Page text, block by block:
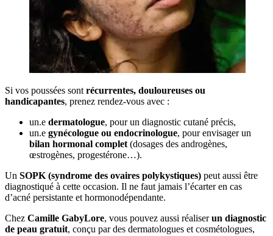
Si vos poussées sont récurrentes, douloureuses ou
handicapantes, prenez rendez-vous avec :
un.e dermatologue, pour un diagnostic cutané précis,
un.e gynécologue ou endocrinologue, pour envisager un
bilan hormonal complet (dosages des androgènes,
œstrogènes, progestérone…).
Un SOPK (syndrome des ovaires polykystiques) peut aussi être
diagnostiqué à cette occasion. Il ne faut jamais l’écarter en cas
d’acné persistante et hormonodépendante.
Chez Camille GabyLore, vous pouvez aussi réaliserun diagnostic
de peau gratuit, conçu par des dermatologues et cosmétologues,